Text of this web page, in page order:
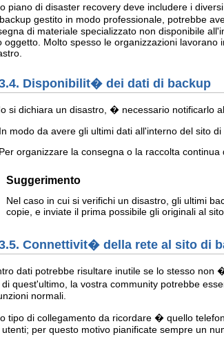
piano di disaster recovery deve includere i
gestito in modo professionale, potrebbe
di materiale specializzato non disponibile
oggetto. Molto spesso le organizzazioni
Disponibilit� dei dati di backup
si dichiara un disastro, � necessario notificarlo
In modo da avere gli ultimi dati all'interno del sito di
Per organizzare la consegna o la raccolta
Suggerimento
Nel caso in cui si verifichi un disastro, gli ultimi
copie, e inviate il prima possibile gli originali al
Connettivit� della rete al sito di
dati potrebbe risultare inutile se lo stesso non
di quest'ultimo, la vostra community potrebbe
normali.
tipo di collegamento da ricordare � quello
utenti; per questo motivo pianificate sempre un